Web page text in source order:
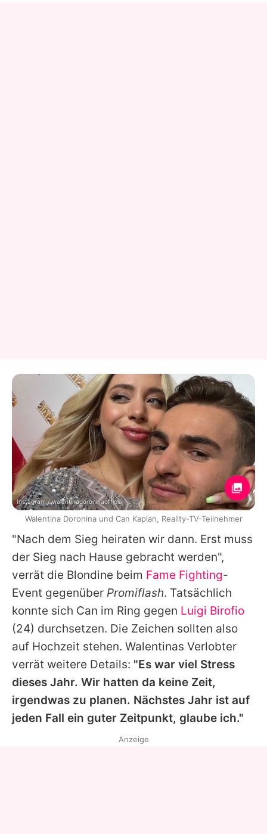
"Nach dem Sieg heiraten wir dann. Erst muss
der Sieg nach Hause gebracht werden",
verrät die Blondine beim Fame Fighting-
Event gegenüber Promiflash. Tatsächlich
konnte sich Can im Ring gegen Luigi Birofio
(24) durchsetzen. Die Zeichen sollten also
auf Hochzeit stehen. Walentinas Verlobter
verrät weitere Details: "Es war viel Stress
dieses Jahr. Wir hatten da keine Zeit,
irgendwas zu planen. Nächstes Jahr ist auf
jeden Fall ein guter Zeitpunkt, glaube ich."
Instagram / walentinadoroninaofficial
Walentina Doronina und Can Kaplan, Reality-TV-Teilnehmer
Anzeige